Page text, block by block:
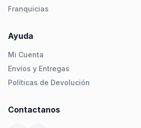
Franquicias
Ayuda
Mi Cuenta
Envíos y Entregas
Políticas de Devolución
Contactanos